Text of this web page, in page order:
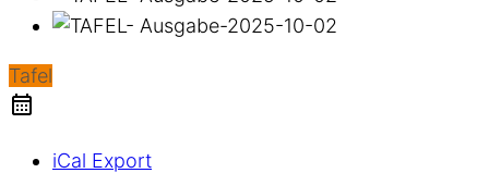
Tafel
iCal Export